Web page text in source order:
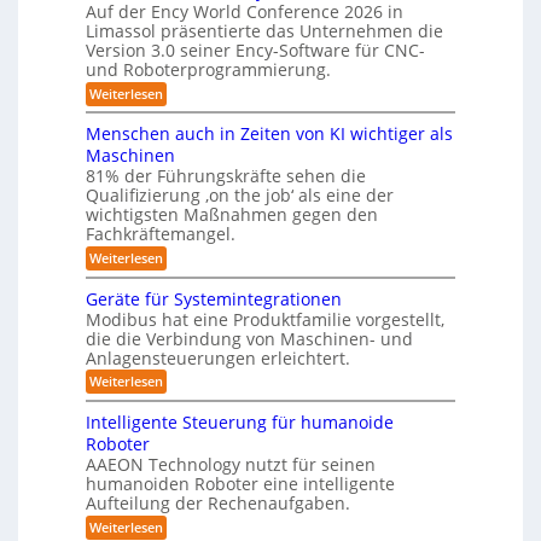
r
a
s
y
s
t
e
m
f
ü
r
R
o
b
o
t
i
u
n
d
L
o
ü
r
R
e
i
r
ä
u
m
e
b
i
s
I
S
O
-
K
a
s
s
e
e
r
g
l
e
i
c
h
o
n
m
i
l
i
t
ä
r
i
s
c
h
e
r
B
o
e
n
r
o
b
i
-
S
t
a
t
i
o
n
e
n
-
S
c
h
w
i
ß
c
o
b
o
t
Auf der Ency World Conference 2026 in
Limassol präsentierte das Unternehmen die
Version 3.0 seiner Ency-Software für CNC-
und Roboterprogrammierung.
Weiterlesen:
P
ä
s
e
n
t
a
t
i
o
n
v
o
n
E
n
c
y
3
0
Menschen auch in Zeiten von KI wichtiger als
Maschinen
81% der Führungskräfte sehen die
Qualifizierung ‚on the job‘ als eine der
wichtigsten Maßnahmen gegen den
Fachkräftemangel.
Weiterlesen:
M
n
s
c
h
e
n
u
h
i
n
Z
e
Geräte für Systemintegrationen
Modibus hat eine Produktfamilie vorgestellt,
die die Verbindung von Maschinen- und
Anlagensteuerungen erleichtert.
Weiterlesen:
G
e
r
t
e
f
ü
r
Intelligente Steuerung für humanoide
Roboter
AAEON Technology nutzt für seinen
humanoiden Roboter eine intelligente
Aufteilung der Rechenaufgaben.
Weiterlesen: